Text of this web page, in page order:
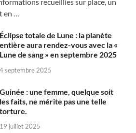
…
Éclipse totale de Lune : la planète
entière aura rendez-vous avec la «
Lune de sang » en septembre 2025
4 septembre 2025
Guinée : une femme, quelque soit
les faits, ne mérite pas une telle
torture.
19 juillet 2025